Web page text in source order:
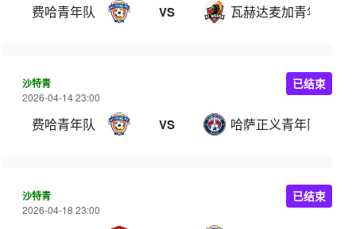
费哈青年队 VS 瓦赫达麦加青年队
沙特青
2026-04-14 23:00
费哈青年队 VS 哈萨正义青年队
已结束
沙特青
2026-04-18 23:00
已结束